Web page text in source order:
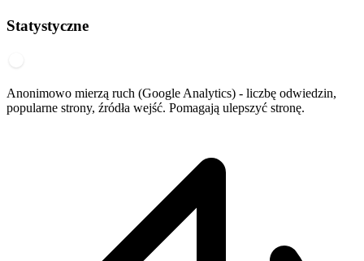
Statystyczne
Anonimowo mierzą ruch (Google Analytics) - liczbę odwiedzin,
popularne strony, źródła wejść. Pomagają ulepszyć stronę.